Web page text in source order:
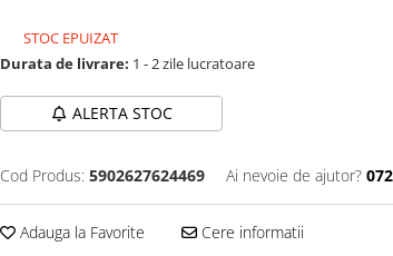
STOC EPUIZAT
Durata de livrare: 1 - 2 zile lucratoare
ALERTA STOC
Cod Produs: 5902627624469 Ai nevoie de ajutor?
Adauga la Favorite Cere informatii